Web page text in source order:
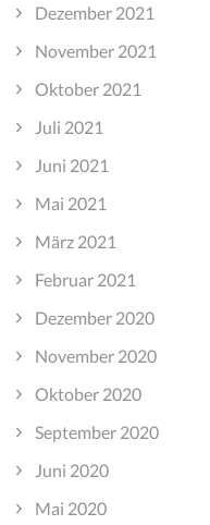
Dezember 2021
November 2021
Oktober 2021
Juli 2021
Juni 2021
Mai 2021
März 2021
Februar 2021
Dezember 2020
November 2020
Oktober 2020
September 2020
Juni 2020
Mai 2020